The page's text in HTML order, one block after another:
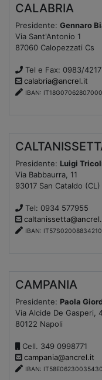
CALABRIA
Presidente: Gennaro
Via Sant'Antonio 1
87060 Calopezzati Cs
Tel e Fax: 0983/
calabria@ancrel.it
IBAN:
Presidente: Luigi
Via Babbaurra, 11
93017 San Cataldo (CL)
Tel: 0934 577955
IBAN:
CAMPANIA
Presidente: Paola
Via Alcide De Gasperi,
80122 Napoli
Cell. 349 0998771
campania@ancrel.it
IBAN: